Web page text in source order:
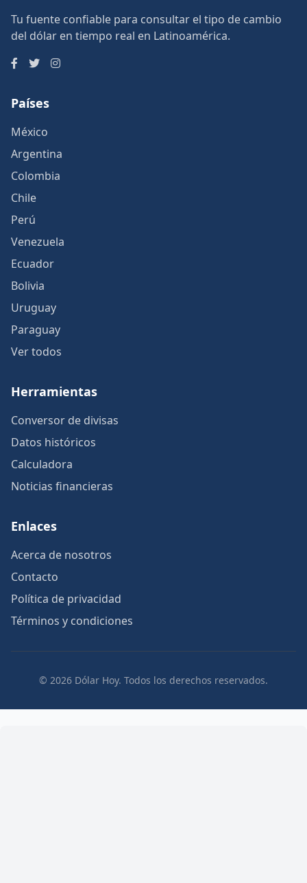
Tu fuente confiable para consultar el tipo de cambio
del dólar en tiempo real en Latinoamérica.
Países
México
Argentina
Colombia
Chile
Perú
Venezuela
Ecuador
Bolivia
Uruguay
Paraguay
Ver todos
Herramientas
Conversor de divisas
Datos históricos
Calculadora
Noticias financieras
Enlaces
Acerca de nosotros
Contacto
Política de privacidad
Términos y condiciones
© 2026 Dólar Hoy. Todos los derechos reservados.